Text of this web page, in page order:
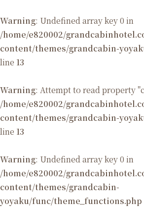
Warning: Undefined array key 0 in
/home/e820002/
content/themes/grandcabin-
line 13
Warning: Attempt to read property
/home/e820002/
content/themes/grandcabin-
line 13
Warning: Undefined array key 0 in
/home/e820002/
content/themes/grandcabin-
yoyaku/func/theme_functions.php